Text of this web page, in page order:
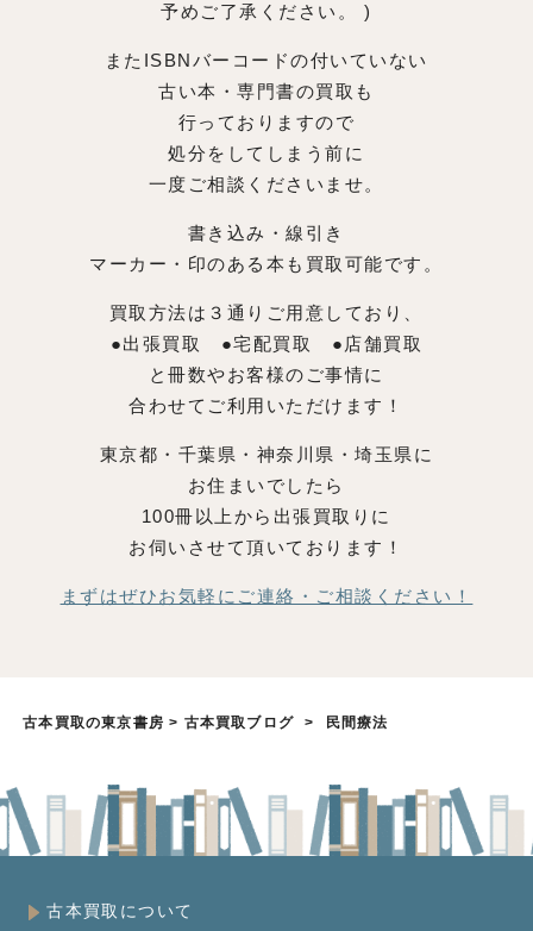
予めご了承ください。 )
またISBNバーコードの付いていない
古い本・専門書の買取も
行っておりますので
処分をしてしまう前に
一度ご相談くださいませ。
書き込み・線引き
マーカー・印のある本も買取可能です。
買取方法は３通りご用意しており、
●出張買取 ●宅配買取 ●店舗買取
と冊数やお客様のご事情に
合わせてご利用いただけます！
東京都・千葉県・神奈川県・埼玉県に
お住まいでしたら
100冊以上から出張買取りに
お伺いさせて頂いております！
まずはぜひお気軽にご連絡・ご相談ください！
古本買取の東京書房 > 古本買取ブログ > 民間療法
古本買取について